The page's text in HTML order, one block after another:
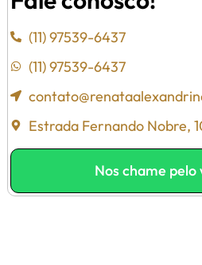
(11) 97539-6437
(11) 97539-6437
Estrada Fernando Nobre,
Nos chame